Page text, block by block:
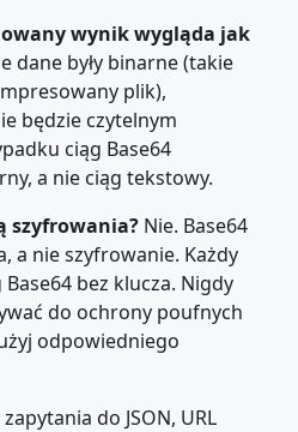
wynik wygląda jak
dane były binarne (takie
plik),
będzie czytelnym
ciąg Base64
a nie ciąg tekstowy.
szyfrowania? Nie. Base64
a nie szyfrowanie. Każdy
bez klucza. Nigdy
do ochrony poufnych
odpowiedniego
do JSON, URL